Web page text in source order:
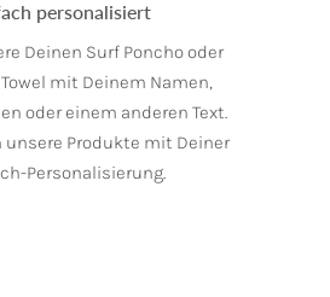
personalisiert
Deinen Surf Poncho oder
mit Deinem Namen,
oder einem anderen Text.
Produkte mit Deiner
Personalisierung.